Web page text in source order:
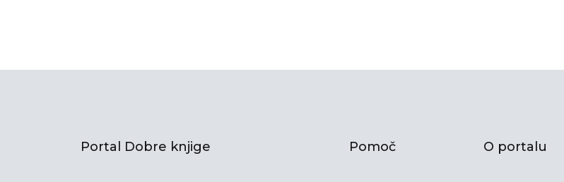
Portal Dobre knjige Pomoč O portalu